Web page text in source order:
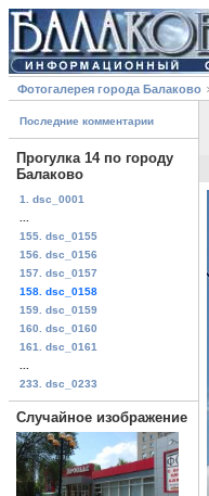
Фотогалерея города Балаково
Последние комментарии
Прогулка 14 по городу
Балаково
1. dsc_0001
155. dsc_0155
156. dsc_0156
157. dsc_0157
158. dsc_0158
159. dsc_0159
160. dsc_0160
161. dsc_0161
233. dsc_0233
Случайное изображение